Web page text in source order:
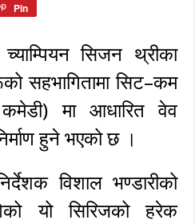
Pin
सिजन थ्रीका
सहभागितामा सिट–कम
मा आधारित वेव
हुने भएको छ ।
विशाल भण्डारीको
यो सिरिजको हरेक